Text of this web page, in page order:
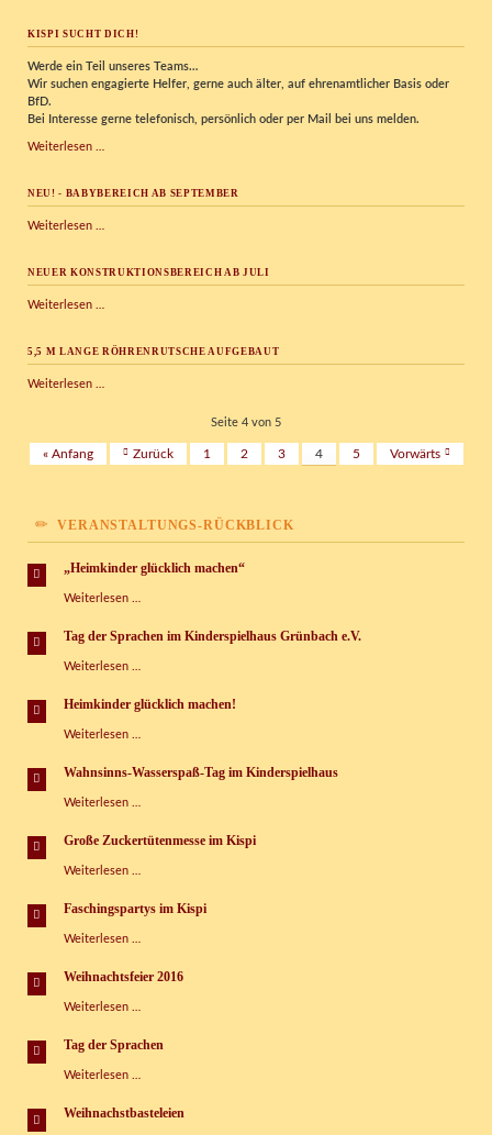
KISPI SUCHT DICH!
Werde ein Teil unseres Teams…
Wirsuchen engagierte Helfer, gerne auch älter, auf ehrenamtlicher Basis oder
BfD.
Bei Interesse gerne telefonisch, persönlich oder per Mail bei uns melden.
Weiterlesen …
NEU! - BABYBEREICH AB SEPTEMBER
Weiterlesen …
ab
NEUER KONSTRUKTIONSBEREICH AB JULI
Weiterlesen …
Juli
5,5 M LANGE RÖHRENRUTSCHE AUFGEBAUT
Weiterlesen …
aufgebaut
Seite 4 von 5
« Anfang Zurück 1 2 3 4 5 Vorwärts
VERANSTALTUNGS-RÜCKBLICK
„Heimkinder glücklich machen“
Weiterlesen …
machen“
Tag der Sprachen im Kinderspielhaus Grünbach e.V.
Weiterlesen …
Sprachen
Kinderspielhaus
e.V.
Heimkinder glücklich machen!
Weiterlesen …
machen!
Wahnsinns-Wasserspaß-Tag im Kinderspielhaus
Weiterlesen …
Tag
Kinderspielhaus
Große Zuckertütenmesse im Kispi
Weiterlesen …
im
Faschingspartys im Kispi
Weiterlesen …
Kispi
Weihnachtsfeier 2016
Weiterlesen …
Tag der Sprachen
Weiterlesen …
Sprachen
Weihnachstbasteleien